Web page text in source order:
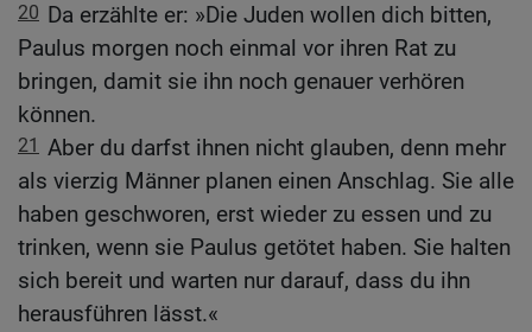
20 Da erzählte er: »Die Juden wollen dich bitten,
Paulus morgen noch einmal vor ihren Rat zu
bringen, damit sie ihn noch genauer verhören
können.
21 Aber du darfst ihnen nicht glauben, denn mehr
als vierzig Männer planen einen Anschlag. Sie alle
haben geschworen, erst wieder zu essen und zu
trinken, wenn sie Paulus getötet haben. Sie halten
sich bereit und warten nur darauf, dass du ihn
herausführen lässt.«